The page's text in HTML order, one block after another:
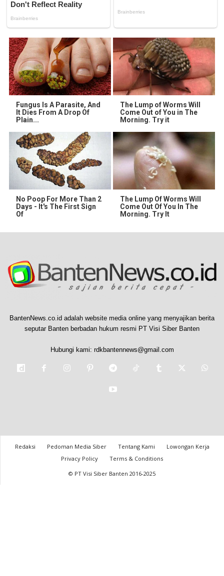
Fungus Is A Parasite, And
It Dies From A Drop Of
Plain...
The Lump of Worms Will
Come Out of You in The
Morning. Try it
No Poop For More Than 2
Days - It's The First Sign
Of
The Lump Of Worms Will
Come Out Of You In The
Morning. Try It
BantenNews.co.id adalah website media online yang menyajikan berita
seputar Banten berbadan hukum resmi PT Visi Siber Banten
Hubungi kami: rdkbantennews@gmail.com
Redaksi Pedoman Media Siber Tentang Kami
Lowongan Kerja
Privacy Policy
Terms & Conditions
© PT Visi Siber Banten 2016-2025